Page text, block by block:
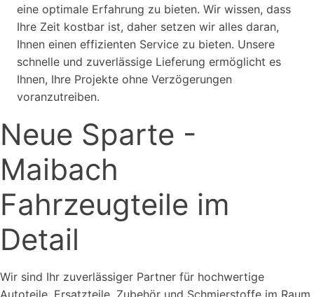
eine optimale Erfahrung zu bieten. Wir wissen, dass
Ihre Zeit kostbar ist, daher setzen wir alles daran,
Ihnen einen effizienten Service zu bieten. Unsere
schnelle und zuverlässige Lieferung ermöglicht es
Ihnen, Ihre Projekte ohne Verzögerungen
voranzutreiben.
Neue Sparte -
Maibach
Fahrzeugteile im
Detail
Wir sind Ihr zuverlässiger Partner für hochwertige